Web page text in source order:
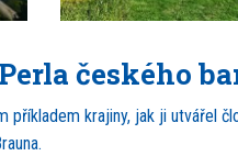
českého
příkladem krajiny, jak ji utvářel